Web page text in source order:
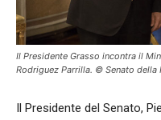
Il Presidente Grasso incontra il
Rodriguez Parrilla. © Senato della
Il Presidente del Senato,